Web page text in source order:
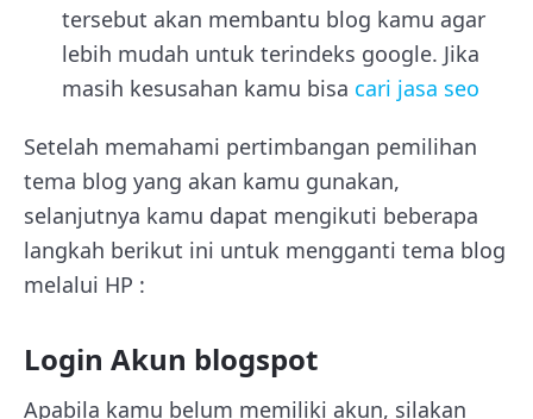
tersebut akan membantu blog kamu agar
lebih mudah untuk terindeks google. Jika
masih kesusahan kamu bisa cari jasa seo
Setelah memahami pertimbangan pemilihan
tema blog yang akan kamu gunakan,
selanjutnya kamu dapat mengikuti beberapa
langkah berikut ini untuk mengganti tema blog
melalui HP :
Login Akun blogspot
Apabila kamu belum memiliki akun, silakan